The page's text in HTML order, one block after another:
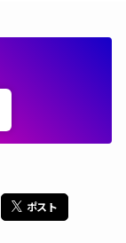
ポスト